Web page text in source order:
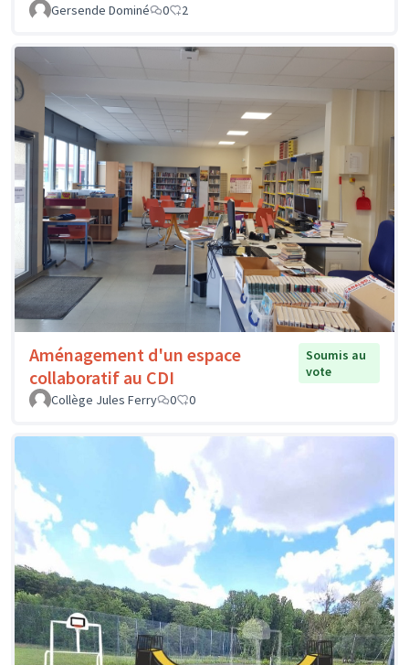
Gersende Dominé 0 2
Aménagement d'un espace
collaboratif au CDI
Soumis au
vote
Collège Jules Ferry
0 0